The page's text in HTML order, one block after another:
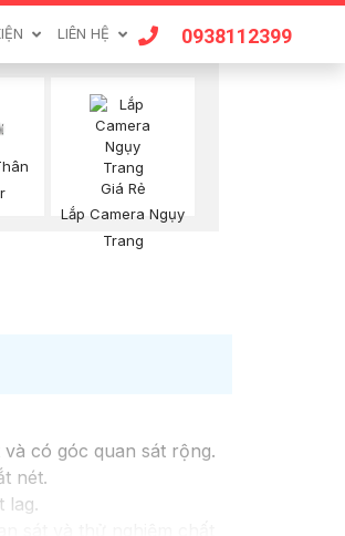
LIÊN HỆ 0938112399
Lắp Camera Ngụy
Trang
có góc quan sát rộng.
nét.
lag.